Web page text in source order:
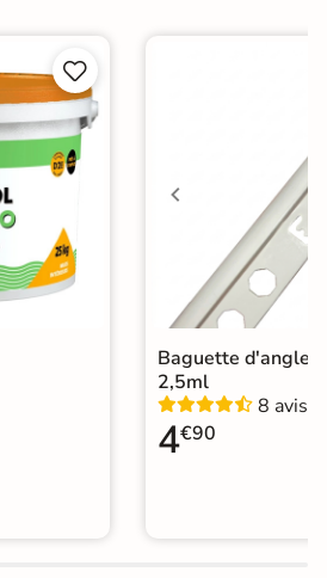
Coller
Ancien carrelage
Placo, tout type de support mural
Certification CE
Espagne
Carrelage 20x20 cm|
Carrelage sol cuisine|


Baguette d'angle
2,5ml
8 avis
4€90